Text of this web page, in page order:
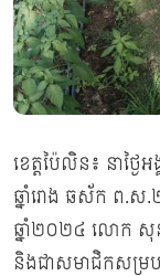
ខេត្តប៉ៃលិន៖ នាថ្ង
ឆ្នាំរោង ឆស័ក ព.ស
ឆ្នាំ២០២៤ លោក សុ
និងជាសមាជិកសម្រប